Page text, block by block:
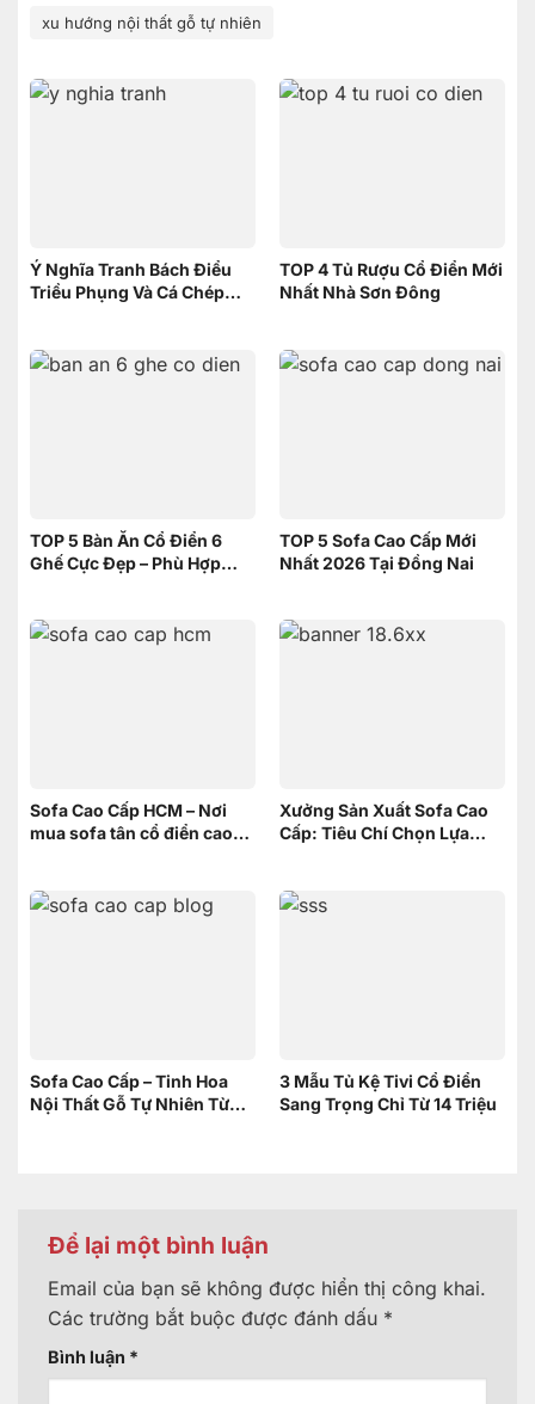
xu hướng nội thất gỗ tự nhiên
Ý Nghĩa Tranh Bách Điểu
Triều Phụng Và Cá Chép
TOP 4 Tủ Rượu Cổ Điển Mới
Nhất Nhà Sơn Đông
TOP 5 Bàn Ăn Cổ Điển 6
Ghế Cực Đẹp – Phù Hợp
TOP 5 Sofa Cao Cấp Mới
Nhất 2026 Tại Đồng Nai
Sofa Cao Cấp HCM – Nơi
mua sofa tân cổ điển cao
Xưởng Sản Xuất Sofa Cao
Cấp: Tiêu Chí Chọn Lựa
Sofa Cao Cấp – Tinh Hoa
Nội Thất Gỗ Tự Nhiên Từ
3 Mẫu Tủ Kệ Tivi Cổ Điển
Sang Trọng Chỉ Từ 14 Triệu
Để lại một bình luận
Email của bạn sẽ không được hiển thị công khai.
Các trường bắt buộc được đánh dấu *
Bình luận *